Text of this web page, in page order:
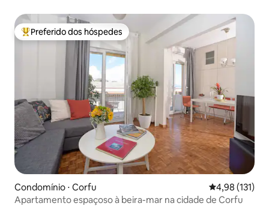
Entre os melhores preferidos dos hóspedes
Preferido dos hóspedes
Condomínio ⋅ Corfu 4,98 de uma
4,98 (131)
Apartamento espaçoso à beira-mar na cidade de Corfu